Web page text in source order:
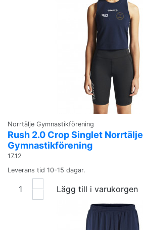
Norrtälje Gymnastikförening
Rush 2.0 Crop Singlet Norrtälje
Gymnastikförening
17.12
Leverans tid 10-15 dagar.
Lägg till i varukorgen